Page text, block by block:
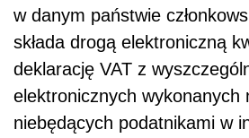
w danym państwie
składa drogą elektroniczną
deklarację VAT z
elektronicznych wykonanych
niebędących podatnikami w